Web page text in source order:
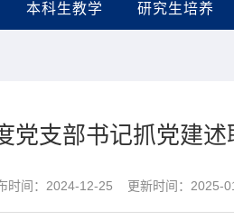
本科生教学 研究生培养
党支部书记抓党建
间：2024-12-25 更新时间：2025-